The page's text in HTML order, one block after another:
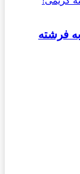
فرشته